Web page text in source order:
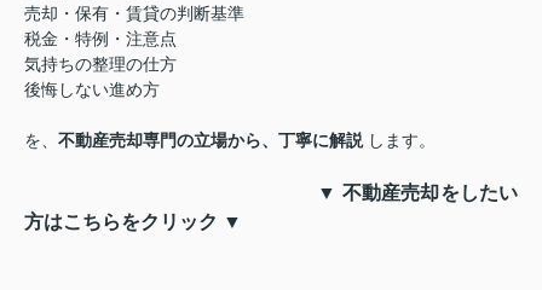
売却・保有・賃貸の判断基準
税金・特例・注意点
気持ちの整理の仕方
後悔しない進め方
を、 不動産売却専門の立場から、丁寧に解説します。
▼ 不動産売却をしたい
方はこちらをクリック ▼